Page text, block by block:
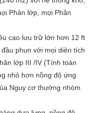
Phân lớp, mọi Phân
cao lưu trữ lớn hơn 12 ft
phun với mọi diện tích
lớp III /IV (Tính toán
nhỏ hơn nồng độ ứng
Nguy cơ thường nhóm